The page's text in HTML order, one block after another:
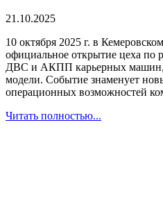
21.10.2025
10 октября 2025 г. в
официальное открытие цеха по
ДВС и АКПП карьерных машин,
модели. Событие знаменует
операционных возможностей
Читать полностью...